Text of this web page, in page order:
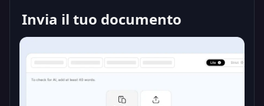
Invia il tuo documento